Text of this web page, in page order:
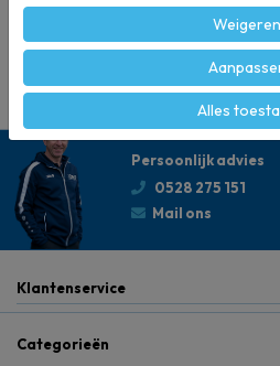
Geschikt voor
Persoonlijk advies
0528 275 151
Mail ons
Klantenservice
Categorieën
Weigeren
Alles